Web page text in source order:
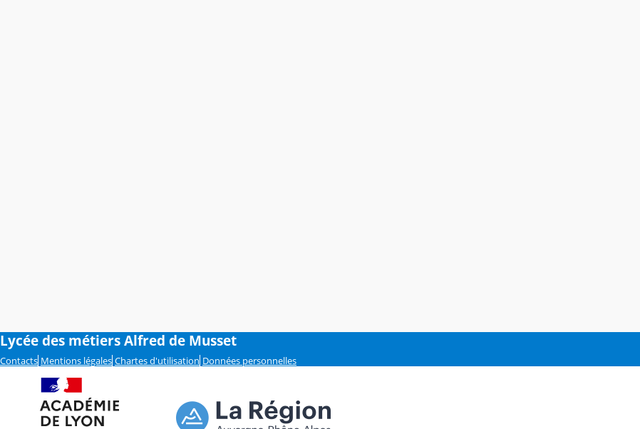
Lycée des métiers Alfred de Musset
Contacts Mentions légales Chartes d'utilisation Données personnelles